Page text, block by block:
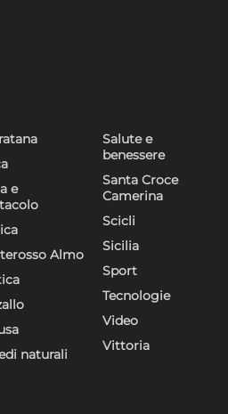
e
Almo
naturali
Salute e
benessere
Santa Croce
Camerina
Scicli
Sicilia
Sport
Tecnologie
Video
Vittoria